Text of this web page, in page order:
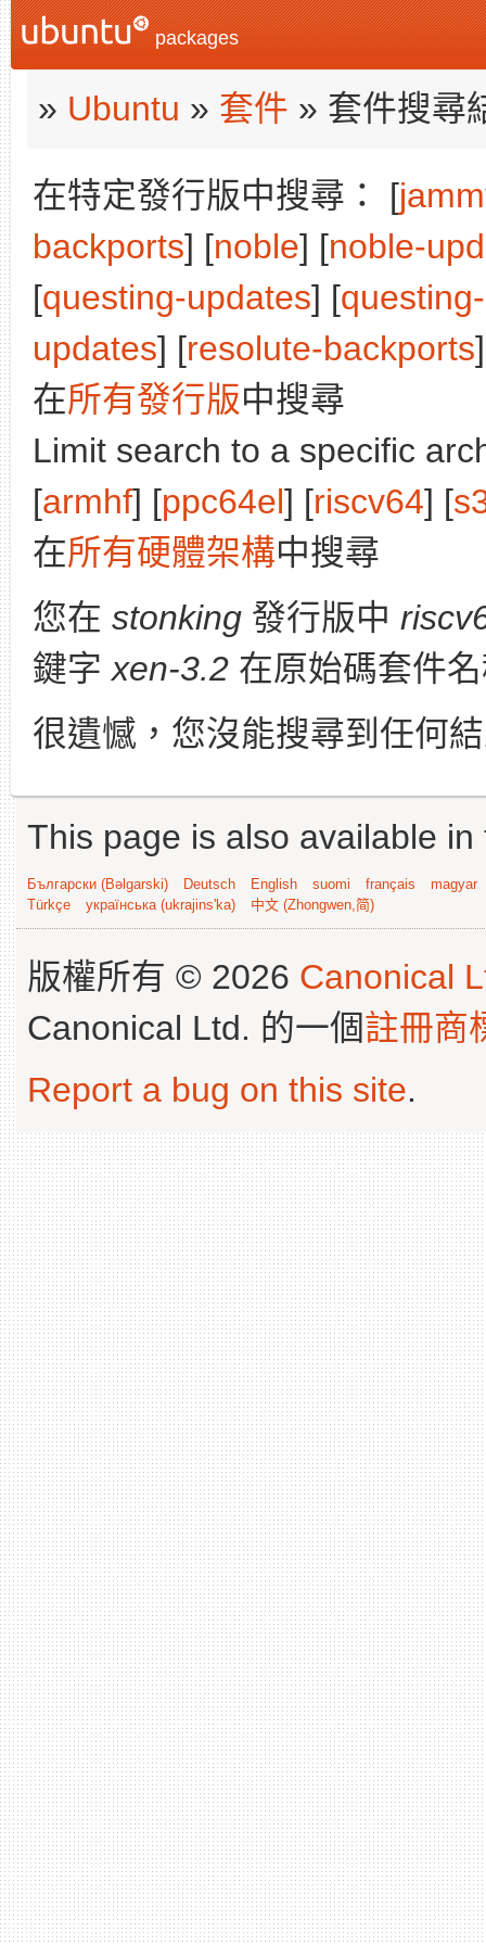
packages
» Ubuntu » 套件 » 套件搜尋
在特定發行版中搜尋： [
backports] [noble] [noble-
[questing-updates] [
updates] [resolute-backports
在所有發行版中搜尋
Limit search to a specific
[armhf] [ppc64el] [riscv64] [
在所有硬體架構中搜尋
您在 stonking 發行版中
鍵字 xen-3.2 在原始碼套件
很遺憾，您沒能搜尋到任何
This page is also available
Български (Bəlgarski) Deutsch English suomi français
magyar
Türkçe
українська (ukrajins'ka) 中文 (Zhongwen,简)
版權所有 © 2026 Canonical
Canonical Ltd. 的一個註冊商
Report a bug on this site.